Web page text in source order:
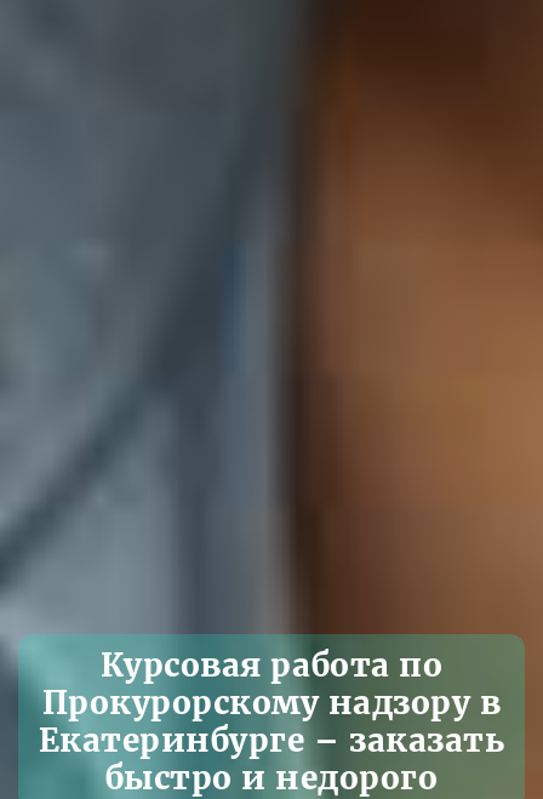
Курсовая работа по
Прокурорскому надзору в
Екатеринбурге – заказать
быстро и недорого